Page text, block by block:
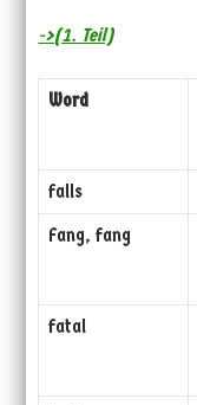
->(1. Teil)
Word
falls
Fang, fang
fatal